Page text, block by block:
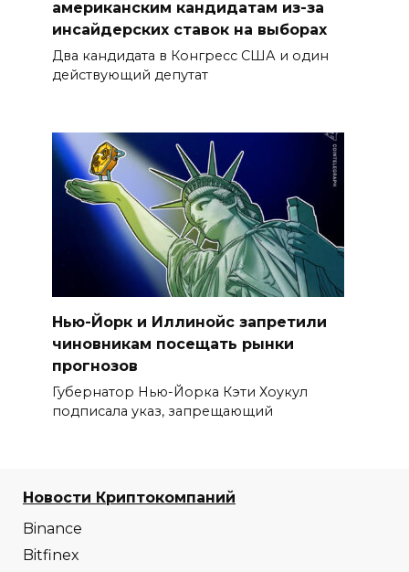
американским кандидатам из-за
инсайдерских ставок на выборах
Два кандидата в Конгресс США и один
действующий депутат
Нью-Йорк и Иллинойс запретили
чиновникам посещать рынки
прогнозов
Губернатор Нью-Йорка Кэти Хоукул
подписала указ, запрещающий
Новости Криптокомпаний
Binance
Bitfinex